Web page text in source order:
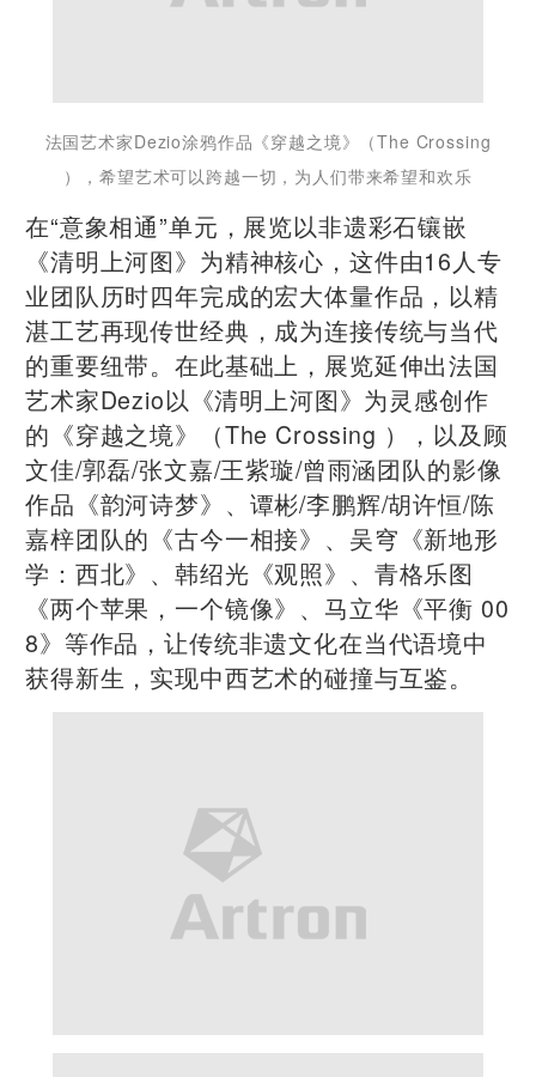
法国艺术家Dezio涂鸦作品《穿越之境》（The Crossing
），希望艺术可以跨越一切，为人们带来希望和欢乐
在“意象相通”单元，展览以非遗彩石镶嵌
《清明上河图》为精神核心，这件由16人专
业团队历时四年完成的宏大体量作品，以精
湛工艺再现传世经典，成为连接传统与当代
的重要纽带。在此基础上，展览延伸出法国
艺术家Dezio以《清明上河图》为灵感创作
的《穿越之境》（The Crossing ），以及顾
文佳/郭磊/张文嘉/王紫璇/曾雨涵团队的影像
作品《韵河诗梦》、谭彬/李鹏辉/胡许恒/陈
嘉梓团队的《古今一相接》、吴穹《新地形
学：西北》、韩绍光《观照》、青格乐图
《两个苹果，一个镜像》、马立华《平衡 00
8》等作品，让传统非遗文化在当代语境中
获得新生，实现中西艺术的碰撞与互鉴。